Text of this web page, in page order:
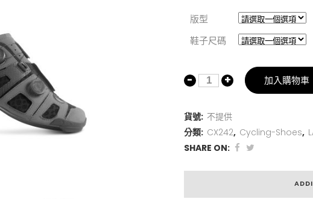
版型
鞋子尺碼
加入購物車
貨號: 不提供
分類: CX242, Cycling-Shoes,
SHARE ON: